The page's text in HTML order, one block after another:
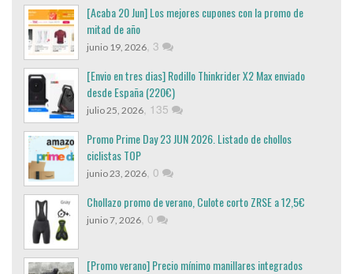
[Acaba 20 Jun] Los mejores cupones con la promo de
mitad de año
junio 19, 2026, 3
[Envio en tres dias] Rodillo Thinkrider X2 Max enviado
desde España (220€)
julio 25, 2026, 135
Promo Prime Day 23 JUN 2026. Listado de chollos
ciclistas TOP
junio 23, 2026, 0
Chollazo promo de verano, Culote corto ZRSE a 12,5€
junio 7, 2026, 0
[Promo verano] Precio mínimo manillares integrados